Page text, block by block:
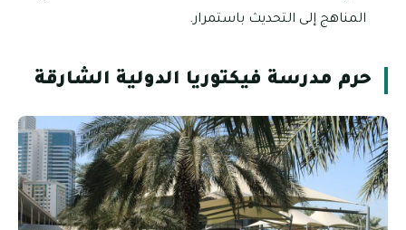
المناهج إلى التحديث باستمرار.
حرم مدرسة فيكتوريا الدولية الشارقة